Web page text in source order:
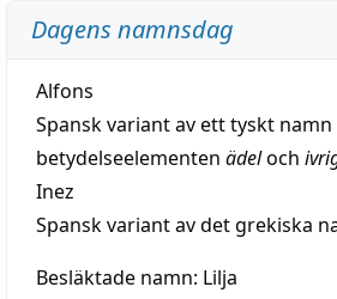
Dagens namnsdag
Alfons
Spansk variant av ett tyskt
betydelseelementen ädeloch
Inez
Spansk variant av det grekiska
Besläktade namn: Lilja